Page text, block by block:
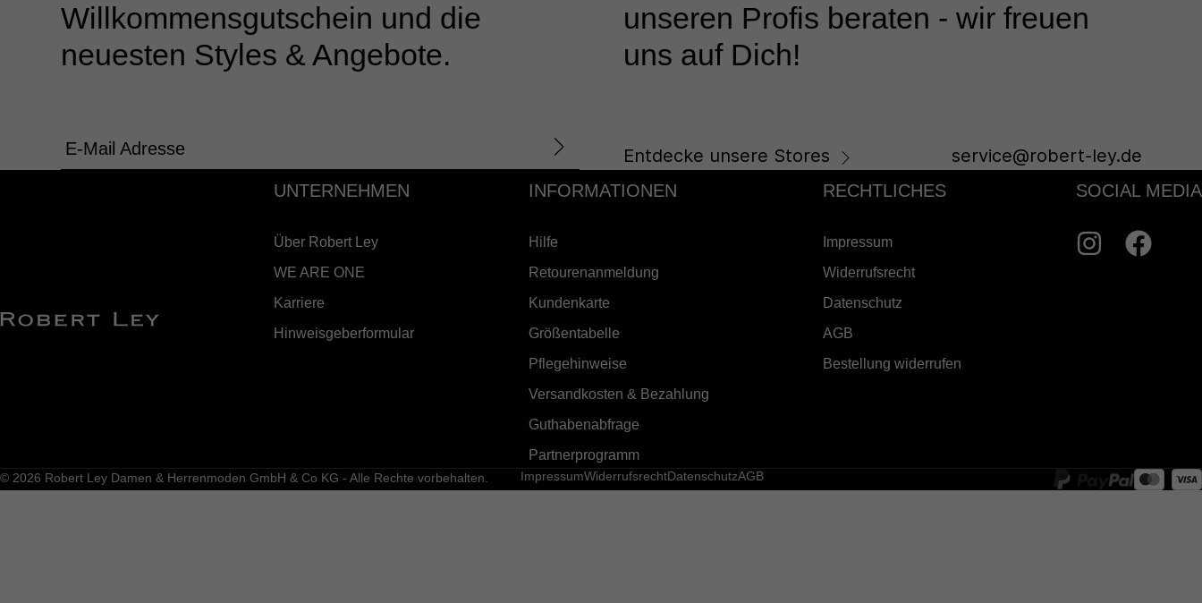
Willkommensgutschein und die
neuesten Styles & Angebote.
E-Mail Adresse
unseren Profis beraten - wir freuen
uns auf Dich!
Entdecke unsere Stores service@robert-ley.de
UNTERNEHMEN
Über Robert Ley
WE ARE ONE
Karriere
Hinweisgeberformular
INFORMATIONEN
Hilfe
Retourenanmeldung
Kundenkarte
Größentabelle
Pflegehinweise
Versandkosten & Bezahlung
Guthabenabfrage
Partnerprogramm
RECHTLICHES
Impressum
Widerrufsrecht
Datenschutz
AGB
Bestellung widerrufen
SOCIAL MEDIA
© 2026 Robert Ley Damen & Herrenmoden GmbH & Co KG - Alle Rechte vorbehalten. ImpressumWiderrufsrechtDatenschutzAGB